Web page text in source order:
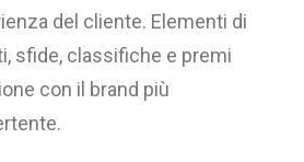
del cliente. Elementi di
sfide, classifiche e premi
con il brand più